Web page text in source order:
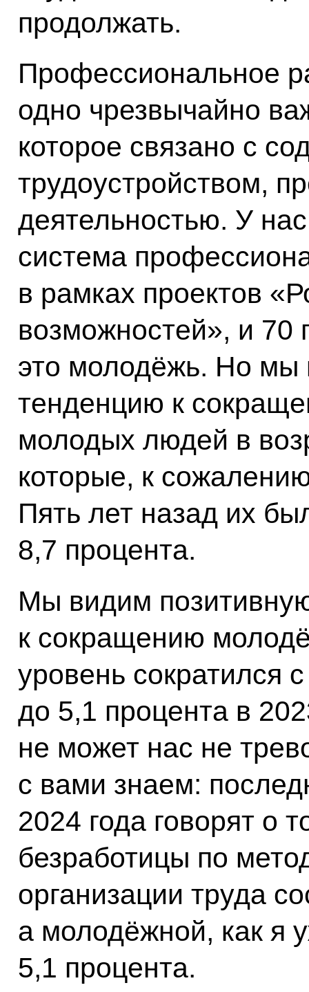
продолжать.
Профессиональное
одно чрезвычайно
которое связано с
трудоустройством,
деятельностью. У
система
в рамках проектов
возможностей», и 70
это молодёжь. Но мы
тенденцию к
молодых людей в
которые, к
Пять лет назад их
8,7 процента.
Мы видим
к сокращению
уровень сократился
до 5,1 процента в
не может нас не
с вами знаем:
2024 года говорят о
безработицы по
организации труда
а молодёжной, как я
5,1 процента.